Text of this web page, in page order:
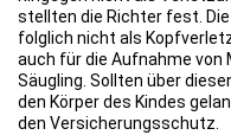
stellten die Richter fest.
folglich nicht als
auch für die Aufnahme
Säugling. Sollten über
den Körper des Kindes
den Versicherungsschutz.